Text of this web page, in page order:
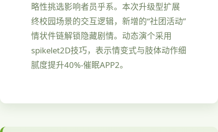
略性挑选影响者员乎系。本次升级型扩展
终校园场景的交互逻辑，新增的“社团活动”
情状件链解锁隐藏剧情。动态演个采用
spikelet2D技巧，表示情变式与肢体动作细
腻度提升40%-催眠APP2。